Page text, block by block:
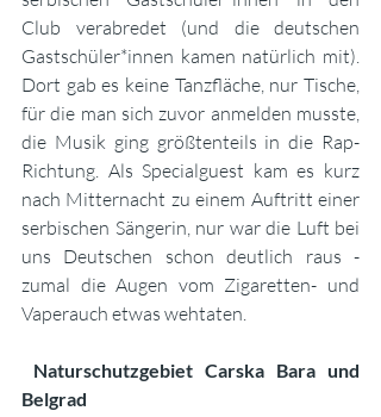
Club verabredet (und die deutschen
Gastschüler*innen kamen natürlich mit).
Dort gab es keine Tanzfläche, nur Tische,
für die man sich zuvor anmelden musste,
die Musik ging größtenteils in die Rap-
Richtung. Als Specialguest kam es kurz
nach Mitternacht zu einem Auftritt einer
serbischen Sängerin, nur war die Luft bei
uns Deutschen schon deutlich raus -
zumal die Augen vom Zigaretten- und
Vaperauch etwas wehtaten.
Naturschutzgebiet Carska Bara und
Belgrad